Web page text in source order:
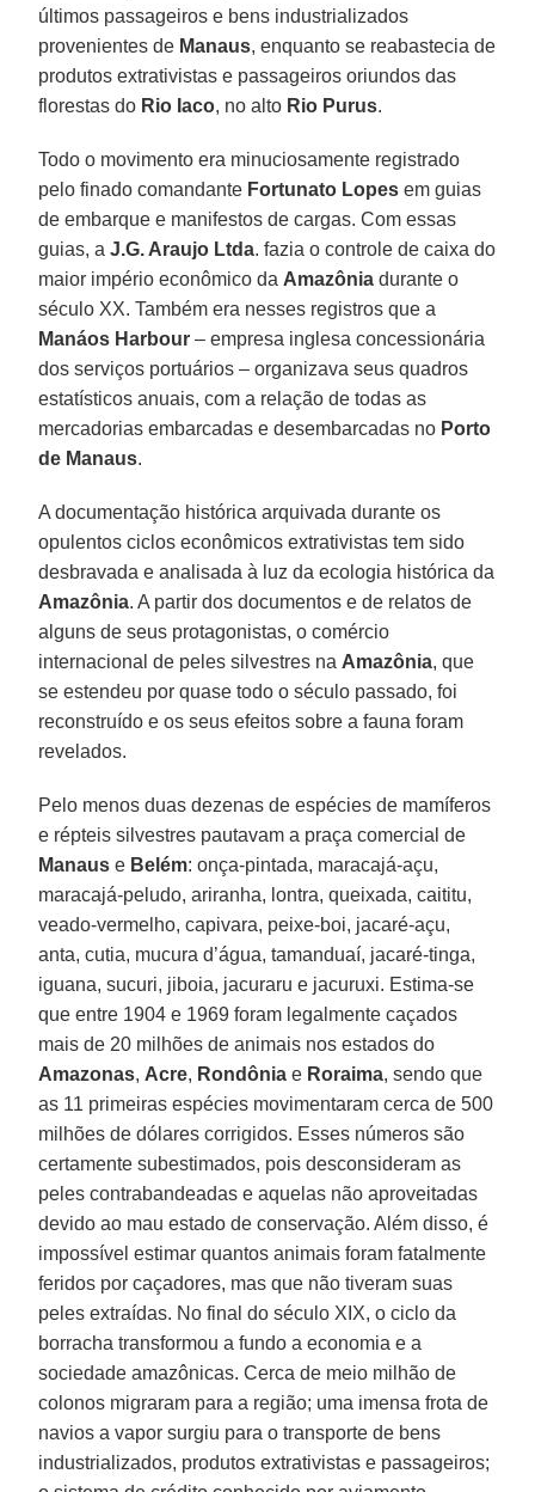
últimos passageiros e bens industrializados
provenientes de Manaus, enquanto se reabastecia de
produtos extrativistas e passageiros oriundos das
florestas do Rio Iaco, no alto Rio Purus.
Todo o movimento era minuciosamente registrado
pelo finado comandante Fortunato Lopes em guias
de embarque e manifestos de cargas. Com essas
guias, aJ.G. Araujo Ltda. fazia o controle de caixa do
maior império econômico da Amazônia durante o
século XX. Também era nesses registros que a
Manáos Harbour – empresa inglesa concessionária
dos serviços portuários – organizava seus quadros
estatísticos anuais, com a relação de todas as
mercadorias embarcadas e desembarcadas no Porto
de Manaus.
A documentação histórica arquivada durante os
opulentos ciclos econômicos extrativistas tem sido
desbravada e analisada à luz da ecologia histórica da
Amazônia. A partir dos documentos e de relatos de
alguns de seus protagonistas, o comércio
internacional de peles silvestres na Amazônia, que
se estendeu por quase todo o século passado, foi
reconstruído e os seus efeitos sobre a fauna foram
revelados.
Pelo menos duas dezenas de espécies de mamíferos
e répteis silvestres pautavam a praça comercial de
Manaus e Belém: onça-pintada, maracajá-açu,
maracajá-peludo, ariranha, lontra, queixada, caititu,
veado-vermelho, capivara, peixe-boi, jacaré-açu,
anta, cutia, mucura d’água, tamanduaí, jacaré-tinga,
iguana, sucuri, jiboia, jacuraru e jacuruxi. Estima-se
que entre 1904 e 1969 foram legalmente caçados
mais de 20 milhões de animais nos estados do
Amazonas, Acre, Rondônia e Roraima, sendo que
as 11 primeiras espécies movimentaram cerca de 500
milhões de dólares corrigidos. Esses números são
certamente subestimados, pois desconsideram as
peles contrabandeadas e aquelas não aproveitadas
devido ao mau estado de conservação. Além disso, é
impossível estimar quantos animais foram fatalmente
feridos por caçadores, mas que não tiveram suas
peles extraídas. No final do século XIX, o ciclo da
borracha transformou a fundo a economia e a
sociedade amazônicas. Cerca de meio milhão de
colonos migraram para a região; uma imensa frota de
navios a vapor surgiu para o transporte de bens
industrializados, produtos extrativistas e passageiros;